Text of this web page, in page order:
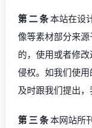
第 二 条本站在设
像等素材部分来
的，使用或者修
侵权。如我们使
及时跟我们提出，
第 三 条本网站所